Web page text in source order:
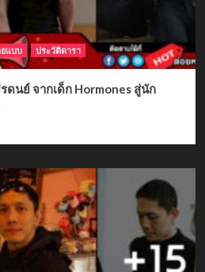
แบบ ประวัติดารา
ดนย์ จากเด็ก Hormones สู่นัก